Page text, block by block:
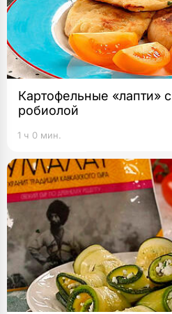
Картофельные «лапти» с
робиолой
1 ч 0 мин.